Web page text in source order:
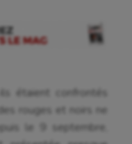
étaient confrontés
rouges et noirs ne
le 9 septembre,